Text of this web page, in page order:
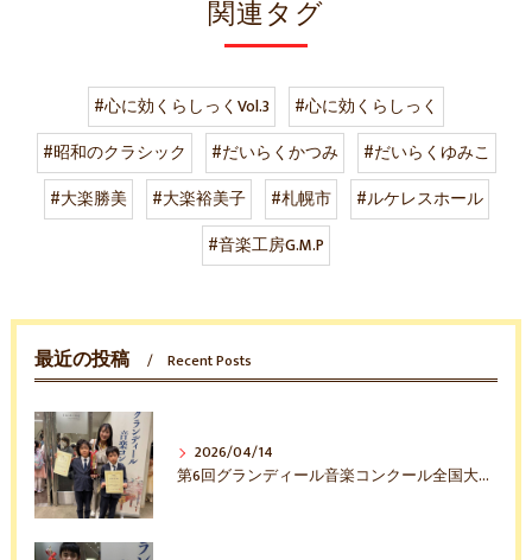
関連タグ
#心に効くらしっくVol.3
#心に効くらしっく
#昭和のクラシック
#だいらくかつみ
#だいらくゆみこ
#大楽勝美
#大楽裕美子 #札幌市
#ルケレスホール
#音楽工房G.M.P
最近の投稿 Recent Posts
2026/04/14
第6回グランディール音楽コンクール全国大会入賞おめでとう！